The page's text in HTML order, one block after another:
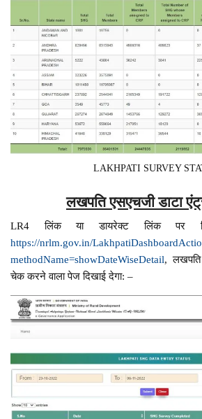
LAKHPATI SURVEY
लखपति एसएचजी डाटा
LR4 लिंक या डायरेक्ट लिंक
https://nrlm.gov.in/
methodName=showDateWiseDetail,
चेक करने वाला पेज दिखाई देगा: –